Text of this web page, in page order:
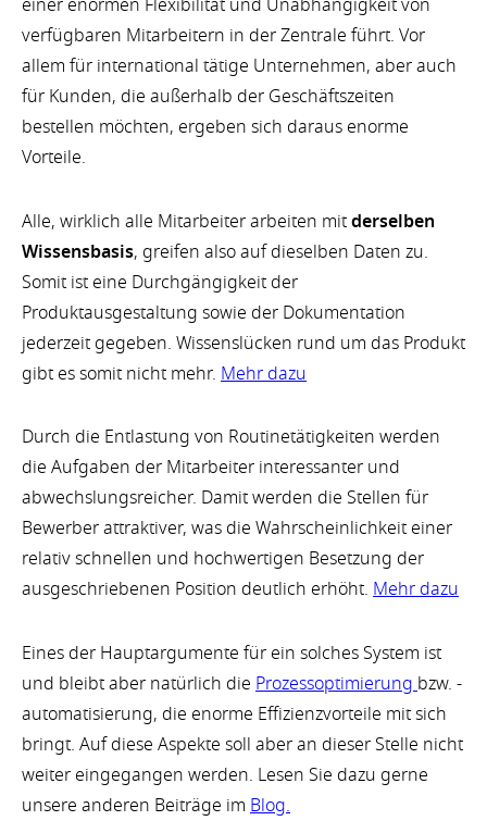
einer enormen Flexibilität und Unabhängigkeit von
verfügbaren Mitarbeitern in der Zentrale führt. Vor
allem für international tätige Unternehmen, aber auch
für Kunden, die außerhalb der Geschäftszeiten
bestellen möchten, ergeben sich daraus enorme
Vorteile.
Alle, wirklich alle Mitarbeiter arbeiten mitderselben
Wissensbasis, greifen also auf dieselben Daten zu.
Somit ist eine Durchgängigkeit der
Produktausgestaltung sowie der Dokumentation
jederzeit gegeben. Wissenslücken rund um das Produkt
gibt es somit nicht mehr. Mehr dazu
Durch die Entlastung von Routinetätigkeiten werden
die Aufgaben der Mitarbeiter interessanter und
abwechslungsreicher. Damit werden die Stellen für
Bewerber attraktiver, was die Wahrscheinlichkeit einer
relativ schnellen und hochwertigen Besetzung der
ausgeschriebenen Position deutlich erhöht. Mehr dazu
Eines der Hauptargumente für ein solches System ist
und bleibt aber natürlich die Prozessoptimierung bzw. -
automatisierung, die enorme Effizienzvorteile mit sich
bringt. Auf diese Aspekte soll aber an dieser Stelle nicht
weiter eingegangen werden. Lesen Sie dazu gerne
unsere anderen Beiträge im Blog.